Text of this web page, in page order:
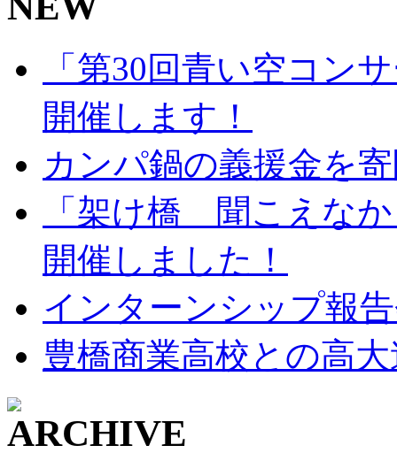
「第30回青い空コン
開催します！
カンパ鍋の義援金を
「架け橋 聞こえな
開催しました！
インターンシップ報
豊橋商業高校との高